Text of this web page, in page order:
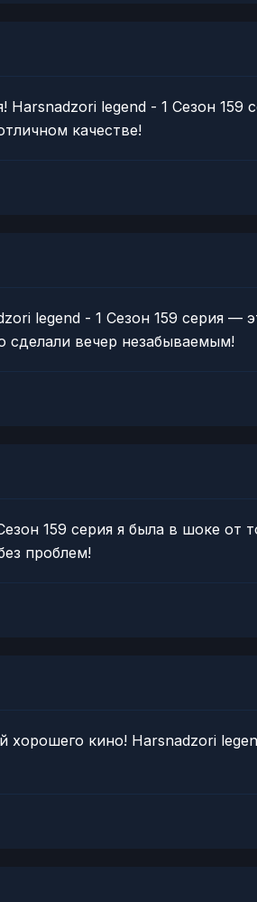
legend - 1 Сезон 159
качестве!
legend - 1 Сезон 159 серия
сделали вечер незабываемым!
159 серия я была в шоке от
проблем!
хорошего кино! Harsnadzori